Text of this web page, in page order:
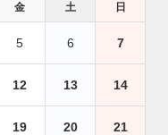
金 土 日
5 6 7
12 13 14
19 20 21